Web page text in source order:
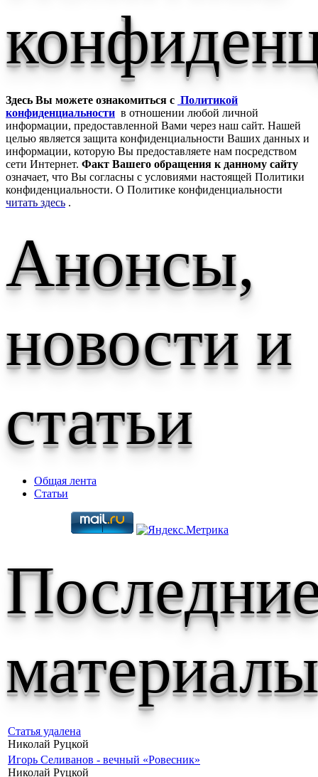
Здесь Вы можете ознакомиться с Политикой
конфиденциальности в отношении любой личной
информации, предоставленной Вами через наш сайт. Нашей
целью является защита конфиденциальности Ваших данных и
информации, которую Вы предоставляете нам посредством
сети Интернет. Факт Вашего обращения к данному сайту
означает, что Вы согласны с условиями настоящей Политики
конфиденциальности. О Политике конфиденциальности
читать здесь .
Анонсы,
новости и
статьи
Общая лента
Статьи
Статья удалена
Николай Руцкой
Игорь Селиванов - вечный «Ровесник»
Николай Руцкой